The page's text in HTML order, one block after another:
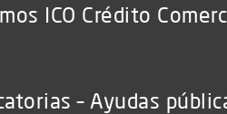
ICO Crédito
– Ayudas